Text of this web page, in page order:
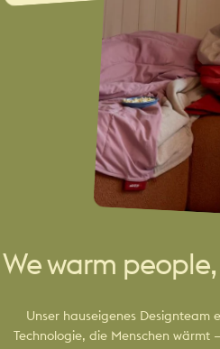
We warm
Unser hauseigenes Designteam
Technologie, die Menschen wärmt